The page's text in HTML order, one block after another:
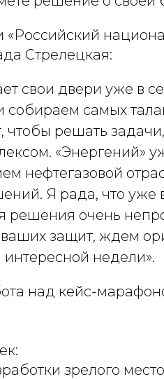
Стрелецкая:
свои двери уже в
самых
решать
«Энергений»
нефтегазовой
Я рада, что уже
решения очень
защит, ждем
недели».
над кейс-
зрелого